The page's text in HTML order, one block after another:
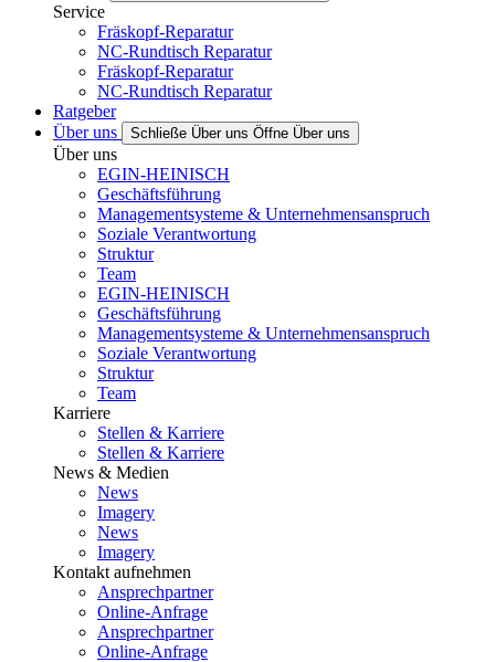
Service
Fräskopf-Reparatur
NC-Rundtisch Reparatur
Fräskopf-Reparatur
NC-Rundtisch Reparatur
Ratgeber
Über uns
Schließe Über uns Öffne Über uns
Über uns
EGIN-HEINISCH
Geschäftsführung
Managementsysteme & Unternehmensanspruch
Soziale Verantwortung
Struktur
Team
EGIN-HEINISCH
Geschäftsführung
Managementsysteme & Unternehmensanspruch
Soziale Verantwortung
Struktur
Team
Karriere
Stellen & Karriere
Stellen & Karriere
News & Medien
News
Imagery
News
Imagery
Kontakt aufnehmen
Ansprechpartner
Online-Anfrage
Ansprechpartner
Online-Anfrage